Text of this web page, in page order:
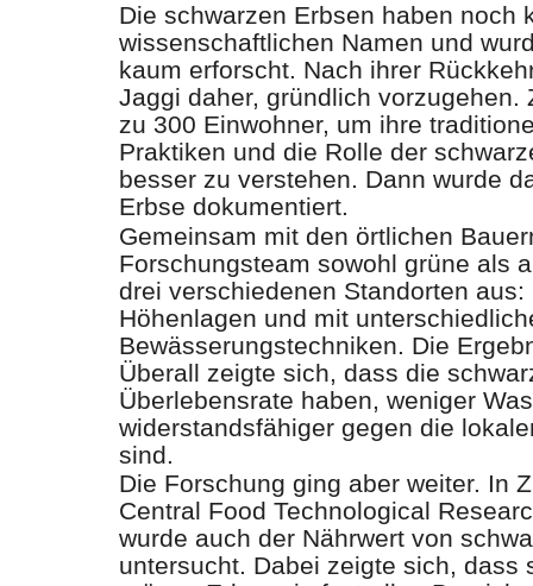
Die schwarzen Erbsen haben noch
wissenschaftlichen Namen und
kaum erforscht. Nach ihrer
Jaggi daher, gründlich vorzugehen.
zu 300 Einwohner, um ihre
Praktiken und die Rolle der
besser zu verstehen. Dann wurde
Erbse dokumentiert.
Gemeinsam mit den örtlichen
Forschungsteam sowohl grüne als
drei verschiedenen Standorten
Höhenlagen und mit
Bewässerungstechniken. Die
Überall zeigte sich, dass die
Überlebensrate haben, weniger
widerstandsfähiger gegen die
sind.
Die Forschung ging aber weiter. In
Central Food Technological
wurde auch der Nährwert von
untersucht. Dabei zeigte sich, dass